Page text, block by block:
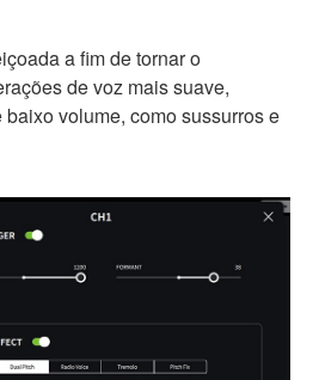
a fim de tornar o
de voz mais suave,
volume, como sussurros e